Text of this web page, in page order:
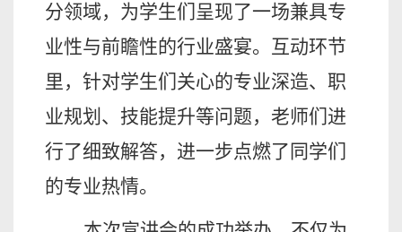
分领域，为学生们呈现了一场兼具专
业性与前瞻性的行业盛宴。互动环节
里，针对学生们关心的专业深造、职
业规划、技能提升等问题，老师们进
行了细致解答，进一步点燃了同学们
的专业热情。